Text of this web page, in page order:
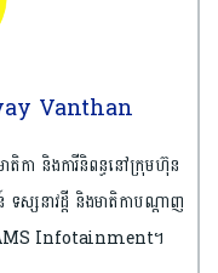
Vanthan
តិកា និងការីនិពន្ធនៅក្រុមហ៊ុន
ទស្សនាវដ្ដី និងមាតិកាបណ្ដាញ
ៃ AMS Infotainment។